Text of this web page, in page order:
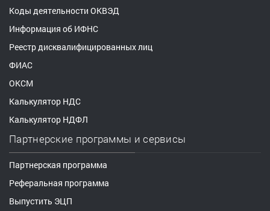
Коды деятельности ОКВЭД
Информация об ИФНС
Реестр дисквалифицированных лиц
ФИАС
ОКСМ
Калькулятор НДС
Калькулятор НДФЛ
Партнерские программы и сервисы
Партнерская программа
Реферальная программа
Выпустить ЭЦП